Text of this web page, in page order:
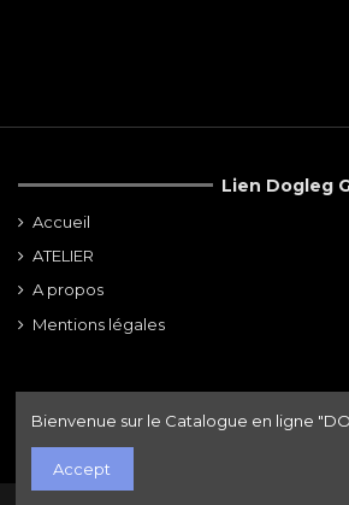
Lien Dogleg
Accueil
ATELIER
A propos
Mentions légales
Bienvenue sur le Catalogue en ligne
Accept